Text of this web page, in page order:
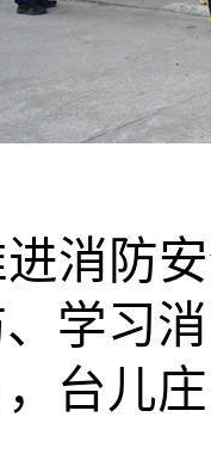
消防
学习
，台儿